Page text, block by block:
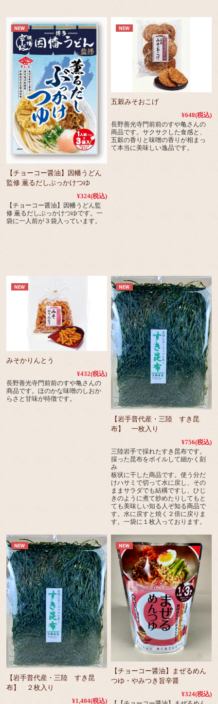
【チョーコー醤油】因幡うどん
監修 薫るだしぶっかけつゆ
¥324(税込)
【チョーコー醤油】因幡うどん監
修 薫るだしぶっかけつゆです。一
袋に一人前が３袋入っています。
五穀みそおこげ
¥648(税込)
長野善光寺門前前のすや亀さんの
商品です。サクサクした食感と、
五穀の香りと味噌の香りが相まっ
て本当に美味しい逸品です。
みそかりんとう
¥432(税込)
長野善光寺門前前のすや亀さんの
商品です。ほのかな味噌のしおか
らさと甘味が特徴です。
【岩手普代産・三陸 すき昆
布】 一枚入り
¥756(税込)
三陸岩手で採れたすき昆布です。
採った昆布をボイルして細かく刻
み
板状に干した商品です。使う分だ
けハサミで切って水に戻し、その
ままサラダでも結構ですし、ひじ
きのように煮て炒めたりしてもと
ても美味しい知る人ぞ知る商品で
す。水に戻すと焼く２倍に戻りま
す。一袋に１枚入っております。
【岩手普代産・三陸 すき昆
布】 ２枚入り
¥1,404(税込)
【チョーコー醤油】まぜるめん
つゆ・やみつき旨辛醤
¥324(税込)